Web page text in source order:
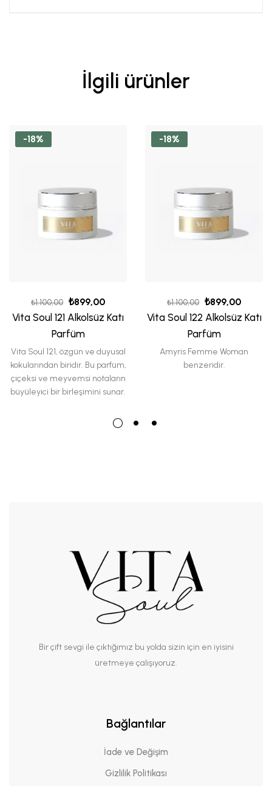
İlgili ürünler
-18%
₺1.100,00 ₺899,00
Vita Soul 121 Alkolsüz Katı
Parfüm
Vita Soul 121, özgün ve duyusal
kokularından biridir. Bu parfüm,
çiçeksi ve meyvemsi notaların
büyüleyici bir birleşimini sunar.
-18%
₺1.100,00 ₺899,00
Vita Soul 122 Alkolsüz Katı
Parfüm
Amyris Femme Woman
benzeridir.
Bir çift sevgi ile çıktığımız bu yolda sizin için en iyisini
üretmeye çalışıyoruz.
Bağlantılar
İade ve Değişim
Gizlilik Politikası